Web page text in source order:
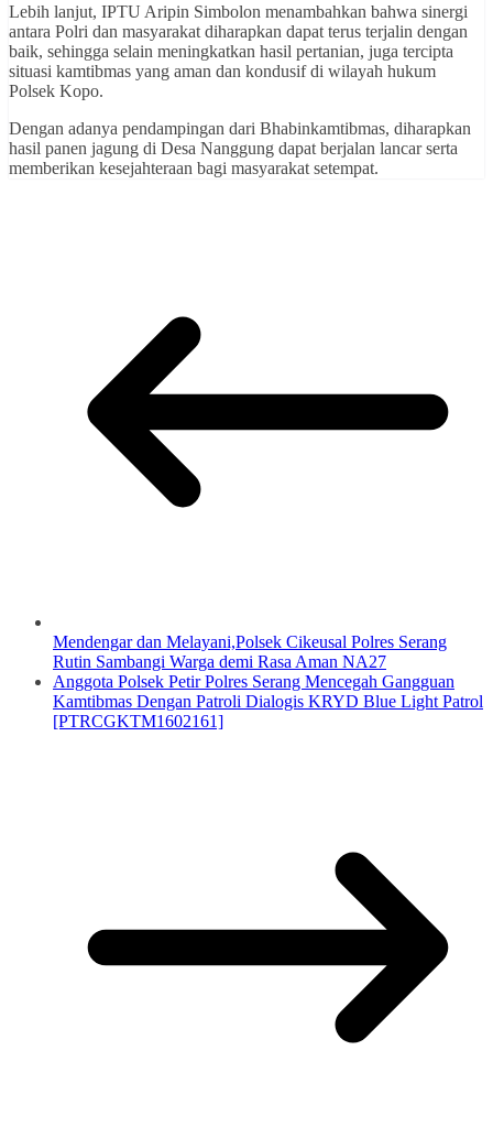
Lebih lanjut, IPTU Aripin Simbolon menambahkan bahwa sinergi
antara Polri dan masyarakat diharapkan dapat terus terjalin dengan
baik, sehingga selain meningkatkan hasil pertanian, juga tercipta
situasi kamtibmas yang aman dan kondusif di wilayah hukum
Polsek Kopo.
Dengan adanya pendampingan dari Bhabinkamtibmas, diharapkan
hasil panen jagung di Desa Nanggung dapat berjalan lancar serta
memberikan kesejahteraan bagi masyarakat setempat.
Mendengar dan Melayani,Polsek Cikeusal Polres Serang
Rutin Sambangi Warga demi Rasa Aman NA27
Anggota Polsek Petir Polres Serang Mencegah Gangguan
Kamtibmas Dengan Patroli Dialogis KRYD Blue Light Patrol
[PTRCGKTM1602161]